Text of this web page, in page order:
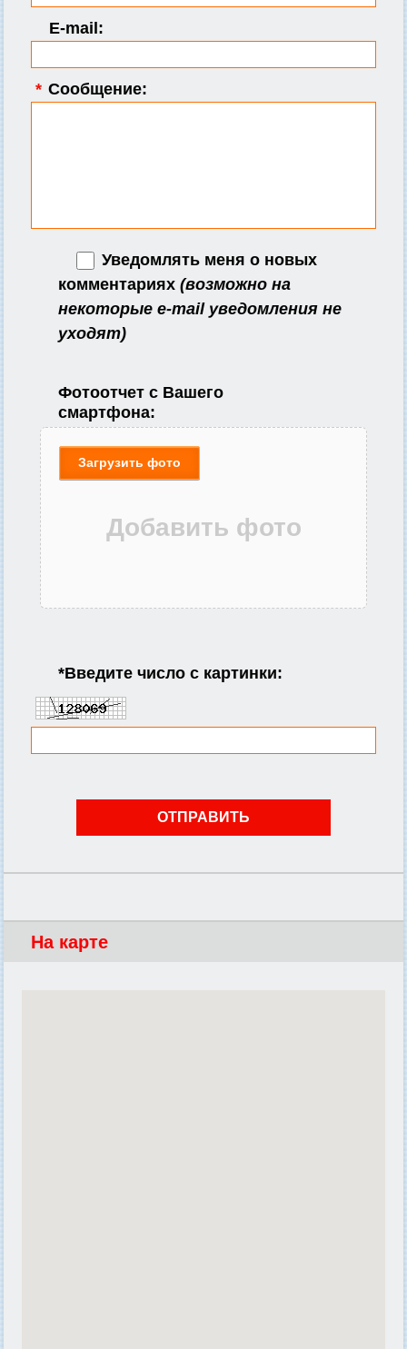
E-mail:
* Сообщение:
Уведомлять меня о новых
комментариях (возможно на
некоторые e-mail уведомления не
уходят)
Фотоотчет с Вашего
смартфона:
Загрузить фото
*Введите число с картинки:
На карте